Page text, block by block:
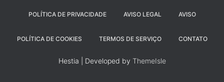
POLÍTICA DE PRIVACIDADE AVISO LEGAL AVISO
POLÍTICA DE COOKIES TERMOS DE SERVIÇO CONTATO
Hestia | Developed by ThemeIsle